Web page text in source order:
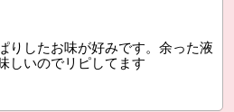
りしたお味が好みです。余った液
しいのでリピしてます